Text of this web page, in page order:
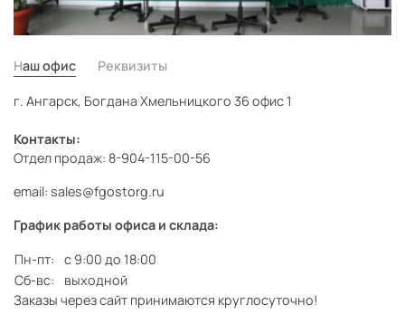
Наш офис Реквизиты
г. Ангарск, Богдана Хмельницкого 36 офис 1
Контакты:
Отдел продаж: 8-904-115-00-56
email: sales@fgostorg.ru
График работы офиса и склада:
Пн-пт:
с 9:00 до 18:00
Сб-вс:
выходной
Заказы через сайт принимаются круглосуточно!